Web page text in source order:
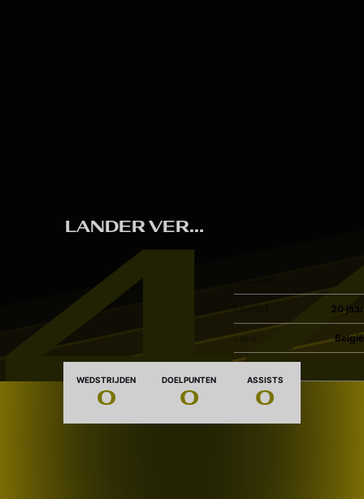
LANDER VERBIST
20 jaar
Land België
WEDSTRIJDEN
0
DOELPUNTEN
0
ASSISTS
0